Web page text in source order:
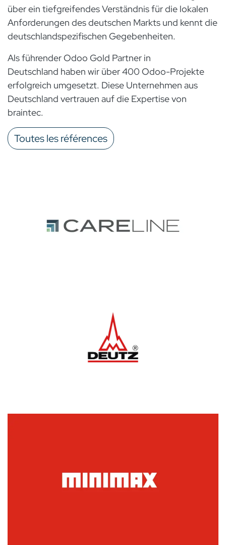
über ein tiefgreifendes Verständnis für die lokalen
Anforderungen des deutschen Markts und kennt die
deutschlandspezifischen Gegebenheiten.
Als führender Odoo Gold Partner in
Deutschland haben wir über 400 Odoo-Projekte
erfolgreich umgesetzt. Diese Unternehmen aus
Deutschland vertrauen auf die Expertise von
braintec.
Toutes les références